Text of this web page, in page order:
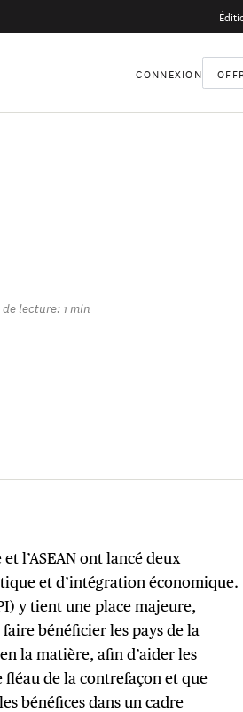
CONNEXION
de lecture: 1 min
l’ASEAN ont lancé deux
et d’intégration économique.
y tient une place majeure,
faire bénéficier les pays de la
la matière, afin d’aider les
de la contrefaçon et que
bénéfices dans un cadre